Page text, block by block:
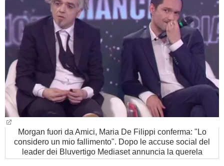
DIETA
GUIDE
FORUM
Morgan fuori da Amici, Maria De Filippi conferma: "Lo
considero un mio fallimento". Dopo le accuse social del
leader dei Bluvertigo Mediaset annuncia la querela